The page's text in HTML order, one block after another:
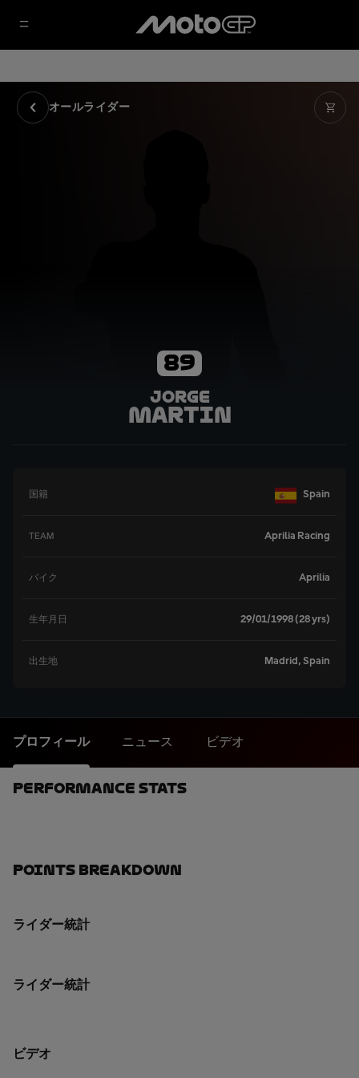
オールライダー
89
Jorge
Martin
国籍 Spain
TEAM Aprilia Racing
バイク Aprilia
生年月日 29/01/1998 (28 yrs)
出生地 Madrid, Spain
プロフィール ニュース ビデオ
Performance Stats
Points Breakdown
ライダー統計
ライダー統計
ビデオ